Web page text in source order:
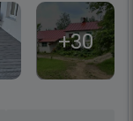
+30